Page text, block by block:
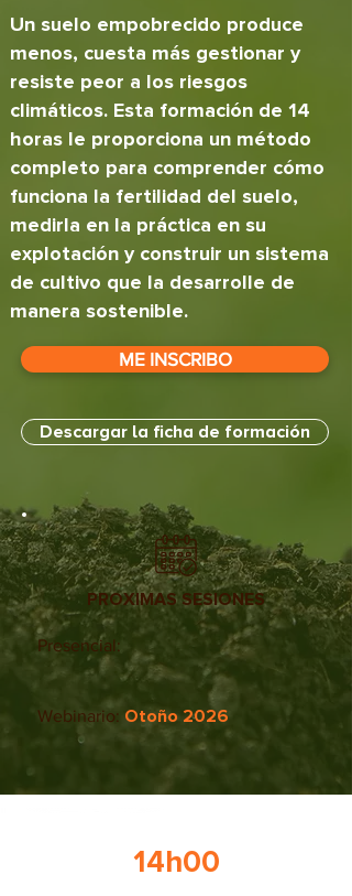
Un suelo empobrecido produce
menos, cuesta más gestionar y
resiste peor a los riesgos
climáticos. Esta formación de 14
horas le proporciona un método
completo para comprender cómo
funciona la fertilidad del suelo,
medirla en la práctica en su
explotación y construir un sistema
de cultivo que la desarrolle de
manera sostenible.
ME INSCRIBO
Descargar la ficha de formación
PROXIMAS SESIONES
Presencial:
Webinario: Otoño 2026
14h00